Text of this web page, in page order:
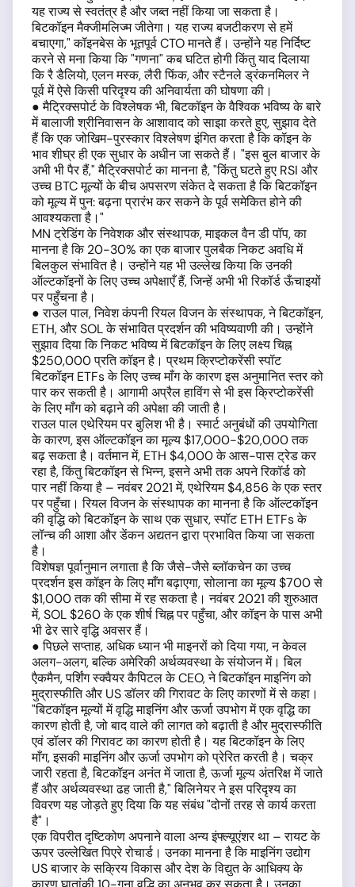
यह राज्य से स्वतंत्र है और जब्त नहीं किया जा सकता है।
बिटकॉइन मैक्जीमलिज्म जीतेगा। यह राज्य बजटीकरण से हमें
बचाएगा," कॉइनबेस के भूतपूर्व CTO मानते हैं। उन्होंने यह निर्दिष्ट
करने से मना किया कि "गणना" कब घटित होगी किंतु याद दिलाया
कि रै डैलियो, एलन मस्क, लैरी फिंक, और स्टैनले ड्रंकनमिलर ने
पूर्व में ऐसे किसी परिदृश्य की अनिवार्यता की घोषणा की।
● मैट्रिक्सपोर्ट के विश्लेषक भी, बिटकॉइन के वैश्विक भविष्य के बारे
में बालाजी श्रीनिवासन के आशावाद को साझा करते हुए, सुझाव देते
हैं कि एक जोखिम-पुरस्कार विश्लेषण इंगित करता है कि कॉइन के
भाव शीघ्र ही एक सुधार के अधीन जा सकते हैं। "इस बुल बाजार के
अभी भी पैर हैं," मैट्रिक्सपोर्ट का मानना है, "किंतु घटते हुए RSI और
उच्च BTC मूल्यों के बीच अपसरण संकेत दे सकता है कि बिटकॉइन
को मूल्य में पुन: बढ़ना प्रारंभ कर सकने के पूर्व समेकित होने की
आवश्यकता है।"
MN ट्रेडिंग के निवेशक और संस्थापक, माइकल वैन डी पॉप, का
मानना है कि 20-30% का एक बाजार पुलबैक निकट अवधि में
बिलकुल संभावित है। उन्होंने यह भी उल्लेख किया कि उनकी
ऑल्टकॉइनों के लिए उच्च अपेक्षाएँ हैं, जिन्हें अभी भी रिकॉर्ड ऊँचाइयों
पर पहुँचना है।
● राउल पाल, निवेश कंपनी रियल विजन के संस्थापक, ने बिटकॉइन,
ETH, और SOL के संभावित प्रदर्शन की भविष्यवाणी की। उन्होंने
सुझाव दिया कि निकट भविष्य में बिटकॉइन के लिए लक्ष्य चिह्न
$250,000 प्रति कॉइन है। प्रथम क्रिप्टोकरेंसी स्पॉट
बिटकॉइन ETFs के लिए उच्च माँग के कारण इस अनुमानित स्तर को
पार कर सकती है। आगामी अप्रैल हाविंग से भी इस क्रिप्टोकरेंसी
के लिए माँग को बढ़ाने की अपेक्षा की जाती है।
राउल पाल एथेरियम पर बुलिश भी है। स्मार्ट अनुबंधों की उपयोगिता
के कारण, इस ऑल्टकॉइन का मूल्य $17,000-$20,000 तक
बढ़ सकता है। वर्तमान में, ETH $4,000 के आस-पास ट्रेड कर
रहा है, किंतु बिटकॉइन से भिन्न, इसने अभी तक अपने रिकॉर्ड को
पार नहीं किया है – नवंबर 2021 में, एथेरियम $4,856 के एक स्तर
पर पहुँचा। रियल विजन के संस्थापक का मानना है कि ऑल्टकॉइन
की वृद्धि को बिटकॉइन के साथ एक सुधार, स्पॉट ETH ETFs के
लॉन्च की आशा और डेंकन अद्यतन द्वारा प्रभावित किया जा सकता
है।
विशेषज्ञ पूर्वानुमान लगाता है कि जैसे-जैसे ब्लॉकचेन का उच्च
प्रदर्शन इस कॉइन के लिए माँग बढ़ाएगा, सोलाना का मूल्य $700 से
$1,000 तक की सीमा में रह सकता है। नवंबर 2021 की शुरुआत
में, SOL $260 के एक शीर्ष चिह्न पर पहुँचा, और कॉइन के पास अभी
भी ढेर सारे वृद्धि अवसर हैं।
● पिछले सप्ताह, अधिक ध्यान भी माइनरों को दिया गया, न केवल
अलग-अलग, बल्कि अमेरिकी अर्थव्यवस्था के संयोजन में। बिल
एैकमैन, पर्शिंग स्क्वैयर कैपिटल के CEO, ने बिटकॉइन माइनिंग को
मुद्रास्फीति और US डॉलर की गिरावट के लिए कारणों में से कहा।
"बिटकॉइन मूल्यों में वृद्धि माइनिंग और ऊर्जा उपभोग में एक वृद्धि का
कारण होती है, जो बाद वाले की लागत को बढ़ाती है और मुद्रास्फीति
एवं डॉलर की गिरावट का कारण होती है। यह बिटकॉइन के लिए
माँग, इसकी माइनिंग और ऊर्जा उपभोग को प्रेरित करती है। चक्र
जारी रहता है, बिटकॉइन अनंत में जाता है, ऊर्जा मूल्य अंतरिक्ष में जाते
हैं और अर्थव्यवस्था ढह जाती है," बिलिनेयर ने इस परिदृश्य का
विवरण यह जोड़ते हुए दिया कि यह संबंध "दोनों तरह से कार्य करता
है"।
एक विपरीत दृष्टिकोण अपनाने वाला अन्य इंफ्ल्यूएंशर था – रायट के
ऊपर उल्लेखित पिएरे रोचार्ड। उनका मानना है कि माइनिंग उद्योग
US बाजार के सक्रिय विकास और देश के विद्युत के आधिक्य के